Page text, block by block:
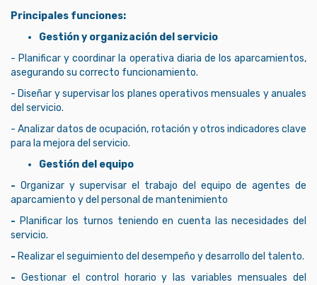
Principales funciones:
Gestión y organización del servicio
- Planificar y coordinar la operativa diaria de los aparcamientos,
asegurando su correcto funcionamiento.
- Diseñar y supervisar los planes operativos mensuales y anuales
del servicio.
- Analizar datos de ocupación, rotación y otros indicadores clave
para la mejora del servicio.
Gestión del equipo
- Organizar y supervisar el trabajo del equipo de agentes de
aparcamiento y del personal de mantenimiento
- Planificar los turnos teniendo en cuenta las necesidades del
servicio.
- Realizar el seguimiento del desempeño y desarrollo del talento.
- Gestionar el control horario y las variables mensuales del